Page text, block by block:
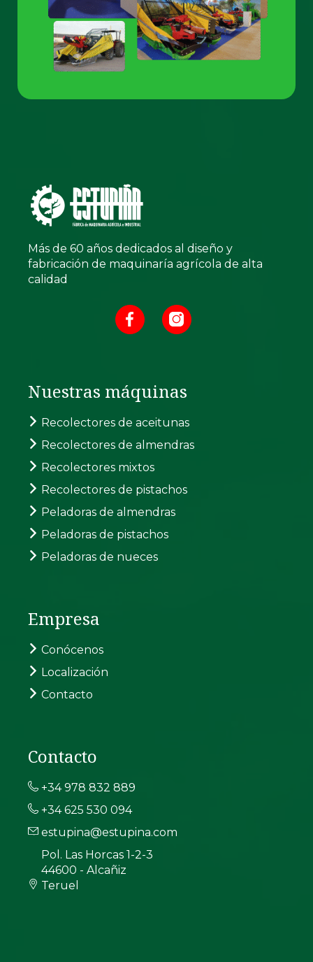
Más de 60 años dedicados al diseño y
fabricación de maquinaría agrícola de alta
calidad
Nuestras máquinas
Recolectores de aceitunas
Recolectores de almendras
Recolectores mixtos
Recolectores de pistachos
Peladoras de almendras
Peladoras de pistachos
Peladoras de nueces
Empresa
Conócenos
Localización
Contacto
Contacto
+34 978 832 889
+34 625 530 094
estupina@estupina.com
Pol. Las Horcas 1-2-3
44600 - Alcañiz
Teruel